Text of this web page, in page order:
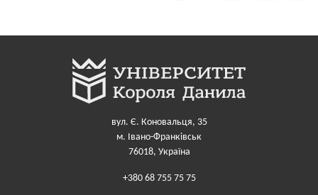
вул. Є. Коновальця, 35
м. Івано-Франківськ
76018, Україна
+380 68 755 75 75